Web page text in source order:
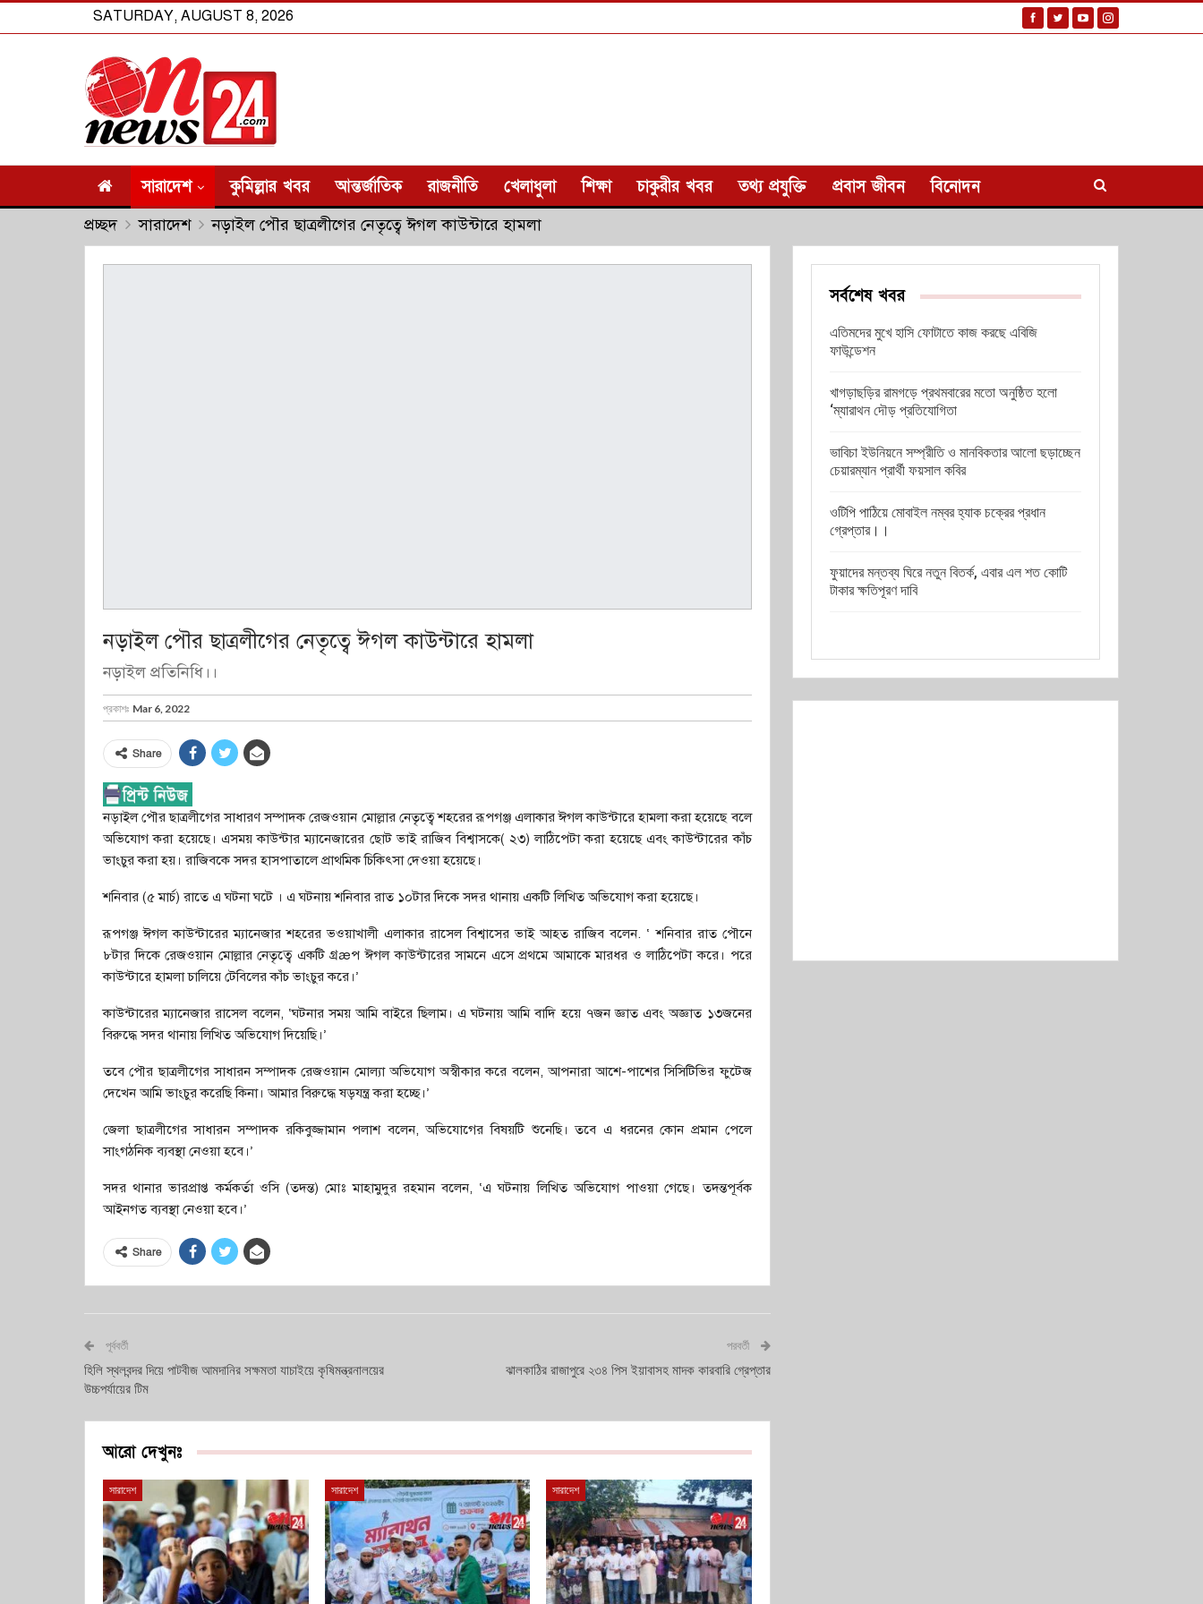
SATURDAY, AUGUST 8, 2026
সারাদেশ কুমিল্লার খবর আন্তর্জাতিক রাজনীতি খেলাধুলা শিক্ষা চাকুরীর খবর তথ্য প্রযুক্তি প্রবাস জীবন বিনোদন
প্রচ্ছদ সারাদেশ নড়াইল পৌর ছাত্রলীগের নেতৃত্বে ঈগল কাউন্টারে হামলা
নড়াইল পৌর ছাত্রলীগের নেতৃত্বে ঈগল কাউন্টারে হামলা
নড়াইল প্রতিনিধি।।
প্রকাশঃ Mar 6, 2022
Share
নড়াইল পৌর ছাত্রলীগের সাধারণ সম্পাদক রেজওয়ান মোল্লার নেতৃত্বে শহরের রূপগঞ্জ এলাকার ঈগল কাউন্টারে হামলা করা হয়েছে বলে
অভিযোগ করা হয়েছে। এসময় কাউন্টার ম্যানেজারের ছোট ভাই রাজিব বিশ্বাসকে( ২৩) লাঠিপেটা করা হয়েছে এবং কাউন্টারের কাঁচ
ভাংচুর করা হয়। রাজিবকে সদর হাসপাতালে প্রাথমিক চিকিৎসা দেওয়া হয়েছে।
শনিবার (৫ মার্চ) রাতে এ ঘটনা ঘটে । এ ঘটনায় শনিবার রাত ১০টার দিকে সদর থানায় একটি লিখিত অভিযোগ করা হয়েছে।
রূপগঞ্জ ঈগল কাউন্টারের ম্যানেজার শহরের ভওয়াখালী এলাকার রাসেল বিশ্বাসের ভাই আহত রাজিব বলেন. ‘ শনিবার রাত পৌনে
৮টার দিকে রেজওয়ান মোল্লার নেতৃত্বে একটি গ্রæপ ঈগল কাউন্টারের সামনে এসে প্রথমে আমাকে মারধর ও লাঠিপেটা করে। পরে
কাউন্টারে হামলা চালিয়ে টেবিলের কাঁচ ভাংচুর করে।’
কাউন্টারের ম্যানেজার রাসেল বলেন, ‘ঘটনার সময় আমি বাইরে ছিলাম। এ ঘটনায় আমি বাদি হয়ে ৭জন জ্ঞাত এবং অজ্ঞাত ১৩জনের
বিরুদ্ধে সদর থানায় লিখিত অভিযোগ দিয়েছি।’
তবে পৌর ছাত্রলীগের সাধারন সম্পাদক রেজওয়ান মোল্যা অভিযোগ অস্বীকার করে বলেন, আপনারা আশে-পাশের সিসিটিভির ফুটেজ
দেখেন আমি ভাংচুর করেছি কিনা। আমার বিরুদ্ধে ষড়যন্ত্র করা হচ্ছে।’
জেলা ছাত্রলীগের সাধারন সম্পাদক রকিবুজ্জামান পলাশ বলেন, অভিযোগের বিষয়টি শুনেছি। তবে এ ধরনের কোন প্রমান পেলে
সাংগঠনিক ব্যবস্থা নেওয়া হবে।’
সদর থানার ভারপ্রাপ্ত কর্মকর্তা ওসি (তদন্ত) মোঃ মাহামুদুর রহমান বলেন, ‘এ ঘটনায় লিখিত অভিযোগ পাওয়া গেছে। তদন্তপূর্বক
আইনগত ব্যবস্থা নেওয়া হবে।’
Share
পূর্ববর্তী
হিলি স্থলবন্দর দিয়ে পাটবীজ আমদানির সক্ষমতা যাচাইয়ে কৃষিমন্ত্রনালয়ের
উচ্চপর্যায়ের টিম
পরবর্তী
ঝালকাঠির রাজাপুরে ২৩৪ পিস ইয়াবাসহ মাদক কারবারি গ্রেপ্তার
আরো দেখুনঃ
সারাদেশ সারাদেশ সারাদেশ
সর্বশেষ খবর
এতিমদের মুখে হাসি ফোটাতে কাজ করছে এবিজি
ফাউন্ডেশন
খাগড়াছড়ির রামগড়ে প্রথমবারের মতো অনুষ্ঠিত হলো
‘ম্যারাথন দৌড় প্রতিযোগিতা
ভাবিচা ইউনিয়নে সম্প্রীতি ও মানবিকতার আলো ছড়াচ্ছেন
চেয়ারম্যান প্রার্থী ফয়সাল কবির
ওটিপি পাঠিয়ে মোবাইল নম্বর হ্যাক চক্রের প্রধান
গ্রেপ্তার।।
ফুয়াদের মন্তব্য ঘিরে নতুন বিতর্ক, এবার এল শত কোটি
টাকার ক্ষতিপূরণ দাবি